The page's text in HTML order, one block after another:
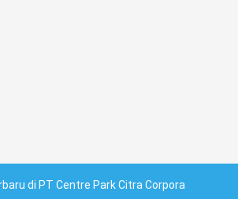
di PT Centre Park Citra Corpora